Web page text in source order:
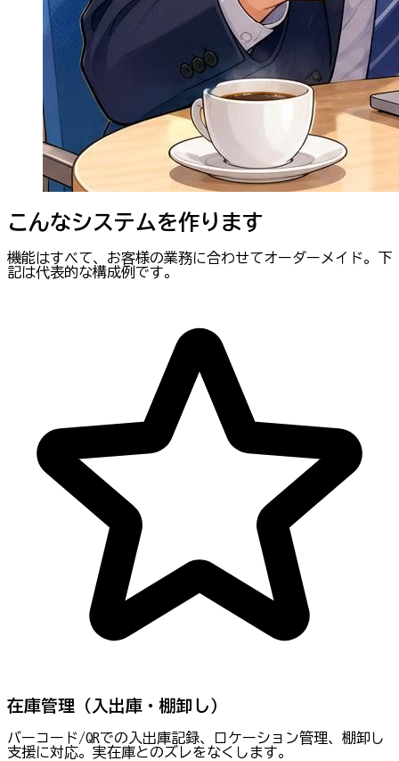
こんなシステムを作ります
機能はすべて、お客様の業務に合わせてオーダーメイド。下
記は代表的な構成例です。
在庫管理（入出庫・棚卸し）
バーコード/QRでの入出庫記録、ロケーション管理、棚卸し
支援に対応。実在庫とのズレをなくします。